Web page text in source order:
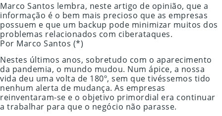
Marco Santos lembra, neste artigo de opinião, que a
informação é o bem mais precioso que as empresas
possuem e que um backup pode minimizar muitos dos
problemas relacionados com ciberataques.
Por Marco Santos (*)
Nestes últimos anos, sobretudo com o aparecimento
da pandemia, o mundo mudou. Num ápice, a nossa
vida deu uma volta de 180º, sem que tivéssemos tido
nenhum alerta de mudança. As empresas
reinventaram-se e o objetivo primordial era continuar
a trabalhar para que o negócio não parasse.